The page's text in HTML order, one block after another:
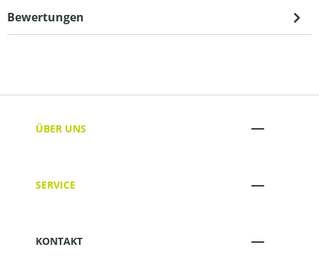
Bewertungen
ÜBER UNS
SERVICE
KONTAKT